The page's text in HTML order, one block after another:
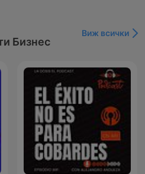
Бизнес
Виж всички